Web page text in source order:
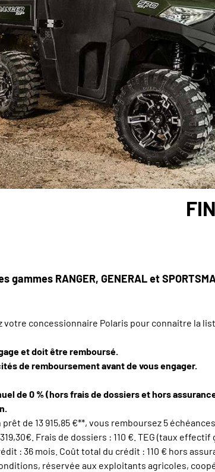
gammes RANGER, GENERAL et
votre concessionnaire Polaris pour connaitre la
et doit être remboursé.
de remboursement avant de vous engager.
de 0 % (hors frais de dossiers et hors
prêt de 13 915,85 €**, vous remboursez 5
Frais de dossiers : 110 €. TEG (taux
: 36 mois. Coût total du crédit : 110 € hors
réservée aux exploitants agricoles,